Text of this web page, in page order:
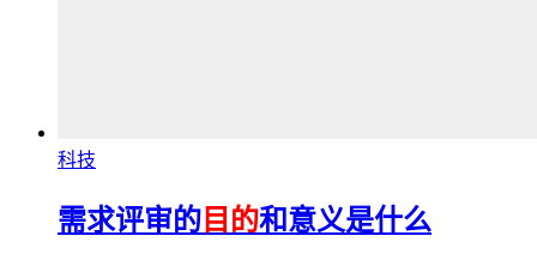
科技
需求评审的 目的和意义是什么